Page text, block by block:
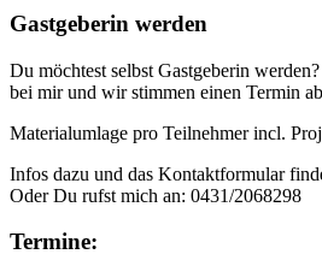
Gastgeberin werden
Du möchtest selbst Gastgeberin
bei mir und wir stimmen einen Termin
Materialumlage pro Teilnehmer incl.
Infos dazu und das Kontaktformular
Oder Du rufst mich an: 0431/2068298
Termine: